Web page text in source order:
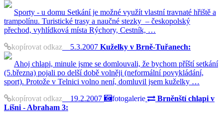
Sporty - u domu Setkání je možné využít vlastní travnaté hřiště a
trampolínu. Turistické trasy a naučné stezky – českopolský
přechod, vyhlídková místa Rýchory, Cestník, …
kopírovat odkaz 5.3.2007 Kuželky v Brně-Tuřanech:
Ahoj chlapi, minule jsme se domlouvali, že bychom příští setkání
(5.března) pojali po delší době volněji (neformální povykládání,
sport). Protože v Telnici volno není, domluvil jsem kuželky …
kopírovat odkaz 19.2.2007 fotogalerie
Brněnští chlapi v
Líšni - Abraham 3: